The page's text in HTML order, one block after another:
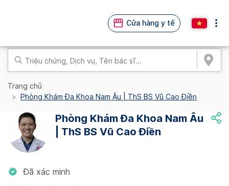
Cửa hàng y tế
Trang chủ
Phòng Khám Đa Khoa Nam Âu | ThS BS Vũ Cao Điền
Phòng Khám Đa Khoa Nam Âu
| ThS BS Vũ Cao Điền
Đã xác minh